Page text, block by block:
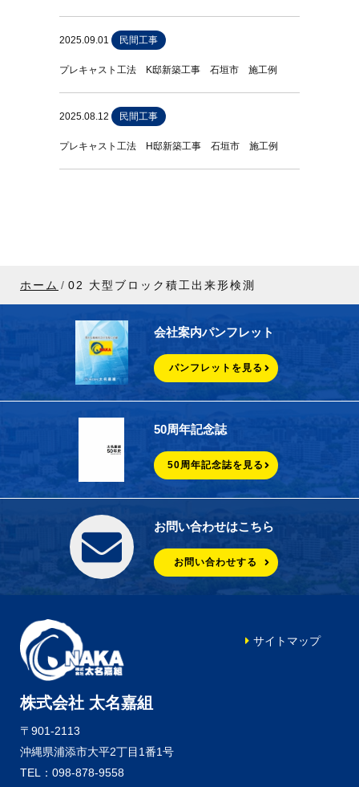
2025.09.01 民間工事
プレキャスト工法 K邸新築工事 石垣市 施工例
2025.08.12 民間工事
プレキャスト工法 H邸新築工事 石垣市 施工例
ホーム 02 大型ブロック積工出来形検測
会社案内パンフレット
パンフレットを見る
50周年記念誌
50周年記念誌を見る
お問い合わせはこちら
お問い合わせする
株式会社 太名嘉組
〒901-2113
沖縄県浦添市大平2丁目1番1号
TEL：098-878-9558
サイトマップ